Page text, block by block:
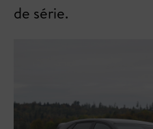
de série.